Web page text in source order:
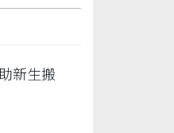
新生搬